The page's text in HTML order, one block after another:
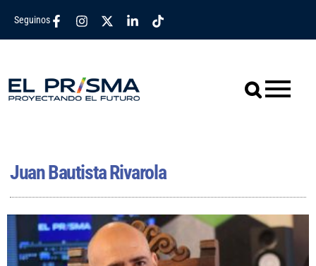
Seguinos
Juan Bautista Rivarola